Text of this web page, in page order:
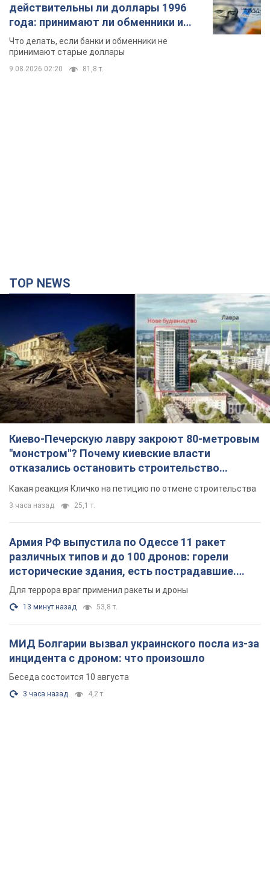
действительны ли доллары 1996
года: принимают ли обменники и
банки такие купюры
Что делать, если банки и обменники не
принимают старые доллары
9.08.2026 02:20 81,8 т.
TOP NEWS
Киево-Печерскую лавру закроют 80-метровым
"монстром"? Почему киевские власти
отказались остановить строительство
небоскреба "московского верующего"
Какая реакция Кличко на петицию по отмене строительства
3 часа назад 25,1 т.
Армия РФ выпустила по Одессе 11 ракет
различных типов и до 100 дронов: горели
исторические здания, есть пострадавшие.
Фото и видео
Для террора враг применил ракеты и дроны
13 минут назад 53,8 т.
МИД Болгарии вызвал украинского посла из-за
инцидента с дроном: что произошло
Беседа состоится 10 августа
3 часа назад 4,2 т.